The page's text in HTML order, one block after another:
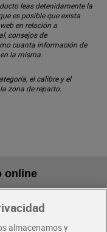
leas detenidamente la
es posible que exista
en relación a
consejos de
cuanta información de
la misma.
el calibre y el
zona de reparto.
online
almacenamos y